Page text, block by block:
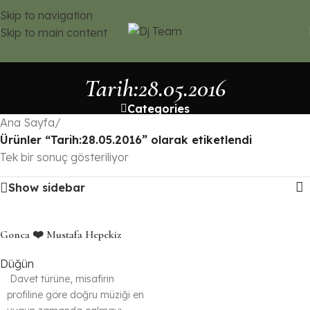
Skip to navigation
Skip to main content
Tarih:28.05.2016
Categories
Ana Sayfa/
Ürünler “Tarih:28.05.2016” olarak etiketlendi
Tek bir sonuç gösteriliyor
Show sidebar
Gonca ❤️ Mustafa Hepekiz
Düğün
Davet türüne, misafirin
profiline göre doğru müziği en